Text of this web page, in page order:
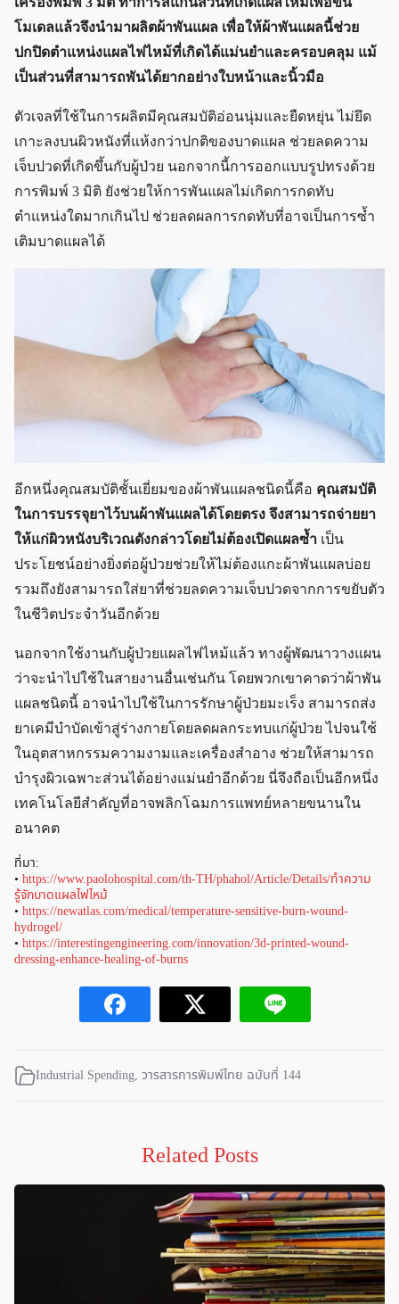
โมเดลแล้วจึงนำมาผลิตผ้าพันแผล เพื่อให้ผ้าพันแผลนี้ช่วย
ปกปิดตำแหน่งแผลไฟไหม้ที่เกิดได้แม่นยำและครอบคลุม แม้
เป็นส่วนที่สามารถพันได้ยากอย่างใบหน้าและนิ้วมือ
ตัวเจลที่ใช้ในการผลิตมีคุณสมบัติอ่อนนุ่มและยืดหยุ่น ไม่ยึด
เกาะลงบนผิวหนังที่แห้งกว่าปกติของบาดแผล ช่วยลดความ
เจ็บปวดที่เกิดขึ้นกับผู้ป่วย นอกจากนี้การออกแบบรูปทรงด้วย
การพิมพ์ 3 มิติ ยังช่วยให้การพันแผลไม่เกิดการกดทับ
ตำแหน่งใดมากเกินไป ช่วยลดผลการกดทับที่อาจเป็นการซ้ำ
เติมบาดแผลได้
อีกหนึ่งคุณสมบัติชั้นเยี่ยมของผ้าพันแผลชนิดนี้คือ คุณสมบัติ
ในการบรรจุยาไว้บนผ้าพันแผลได้โดยตรง จึงสามารถจ่ายยา
ให้แก่ผิวหนังบริเวณดังกล่าวโดยไม่ต้องเปิดแผลซ้ำ เป็น
ประโยชน์อย่างยิ่งต่อผู้ป่วยช่วยให้ไม่ต้องแกะผ้าพันแผลบ่อย
รวมถึงยังสามารถใส่ยาที่ช่วยลดความเจ็บปวดจากการขยับตัว
ในชีวิตประจำวันอีกด้วย
นอกจากใช้งานกับผู้ป่วยแผลไฟไหม้แล้ว ทางผู้พัฒนาวางแผน
ว่าจะนำไปใช้ในสายงานอื่นเช่นกัน โดยพวกเขาคาดว่าผ้าพัน
แผลชนิดนี้ อาจนำไปใช้ในการรักษาผู้ป่วยมะเร็ง สามารถส่ง
ยาเคมีบำบัดเข้าสู่ร่างกายโดยลดผลกระทบแก่ผู้ป่วย ไปจนใช้
ในอุตสาหกรรมความงามและเครื่องสำอาง ช่วยให้สามารถ
บำรุงผิวเฉพาะส่วนได้อย่างแม่นยำอีกด้วย นี่จึงถือเป็นอีกหนึ่ง
เทคโนโลยีสำคัญที่อาจพลิกโฉมการแพทย์หลายขนานใน
อนาคต
ที่มา:
• https://www.paolohospital.com/th-TH/phahol/Article/Details/ทำความ
รู้จักบาดแผลไฟไหม้
• https://newatlas.com/medical/temperature-sensitive-burn-wound-
hydrogel/
• https://interestingengineering.com/innovation/3d-printed-wound-
dressing-enhance-healing-of-burns
Industrial Spending, วารสารการพิมพ์ไทย ฉบับที่ 144
Related Posts